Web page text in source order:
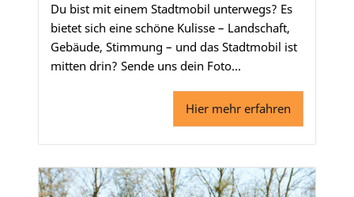
Du bist mit einem Stadtmobil unterwegs? Es
bietet sich eine schöne Kulisse – Landschaft,
Gebäude, Stimmung – und das Stadtmobil ist
mitten drin? Sende uns dein Foto...
Hier mehr erfahren